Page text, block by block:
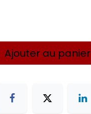
Ajouter au panier